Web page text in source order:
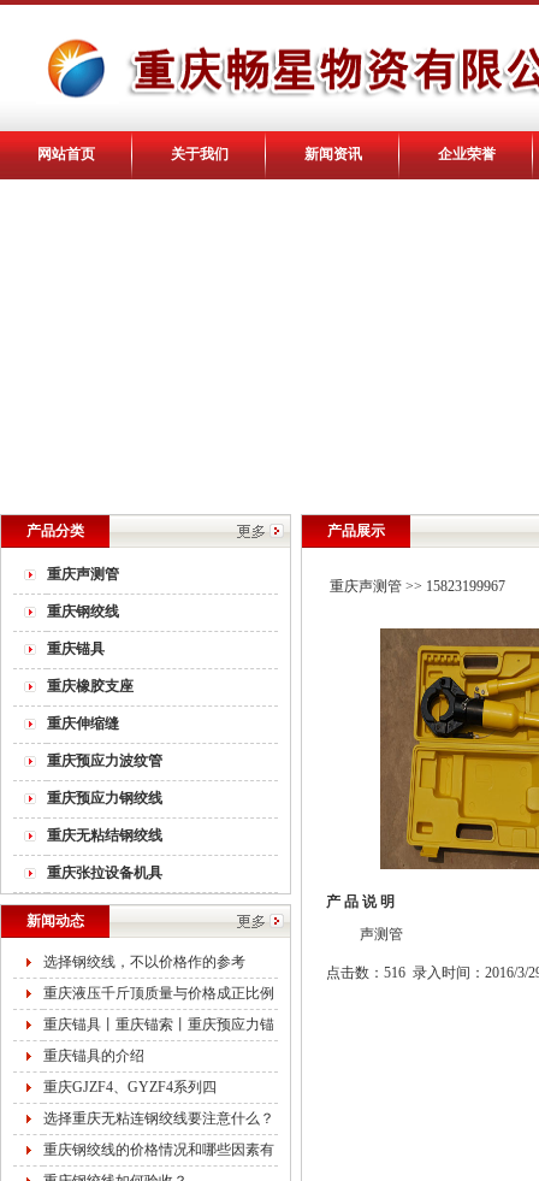
网站首页 关于我们 新闻资讯 企业荣誉
产品分类
重庆声测管
重庆钢绞线
重庆锚具
重庆橡胶支座
重庆伸缩缝
重庆预应力波纹管
重庆预应力钢绞线
重庆无粘结钢绞线
重庆张拉设备机具
新闻动态
选择钢绞线，不以价格作的参考
重庆液压千斤顶质量与价格成正比例
重庆锚具丨重庆锚索丨重庆预应力锚
重庆锚具的介绍
重庆GJZF4、GYZF4系列四
选择重庆无粘连钢绞线要注意什么？
重庆钢绞线的价格情况和哪些因素有
产品展示
重庆声测管 >> 15823199967
产 品 说 明
声测管
点击数：516 录入时间：2016/3/